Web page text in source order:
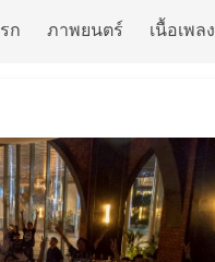
ก ภาพยนตร์ เนื้อเพลง